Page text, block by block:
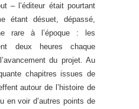
– l’éditeur était pourtant
étant désuet, dépassé,
rare à l’époque : les
deux heures chaque
du projet. Au
chapitres issues de
autour de l’histoire de
en voir d’autres points de